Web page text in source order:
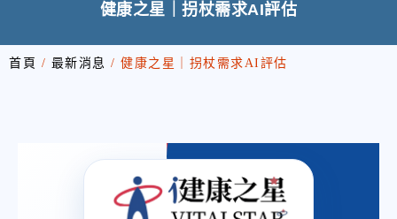
健康之星｜拐杖需求AI評估
首頁 / 最新消息 / 健康之星｜拐杖需求AI評估